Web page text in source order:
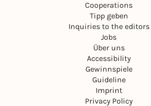
Cooperations
Tipp geben
Inquiries to the editors
Jobs
Über uns
Accessibility
Gewinnspiele
Guideline
Imprint
Privacy Policy